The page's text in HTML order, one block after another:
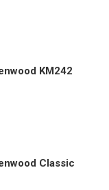
KM242
Classic